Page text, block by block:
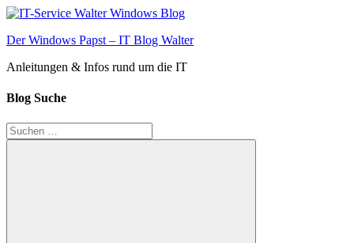
Zum
springen
Der Windows Papst – IT Blog Walter
Anleitungen & Infos rund um die IT
Blog Suche
Suchen
nach: